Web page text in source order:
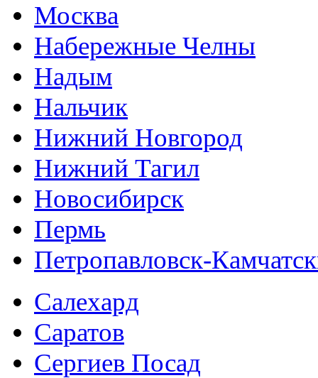
Москва
Набережные Челны
Надым
Нальчик
Нижний Новгород
Нижний Тагил
Новосибирск
Пермь
Петропавловск-
Салехард
Саратов
Сергиев Посад